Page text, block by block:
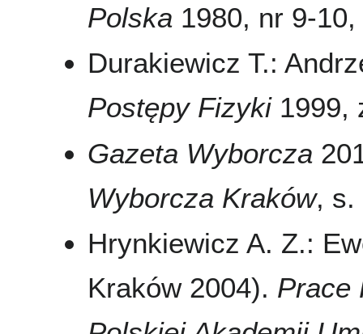
Polska 1980, nr 9-
Durakiewicz T.:
Postępy Fizyki1999,
Gazeta Wyborcza
Wyborcza Kraków, s.
Hrynkiewicz A. Z.:
Kraków 2004). Prace